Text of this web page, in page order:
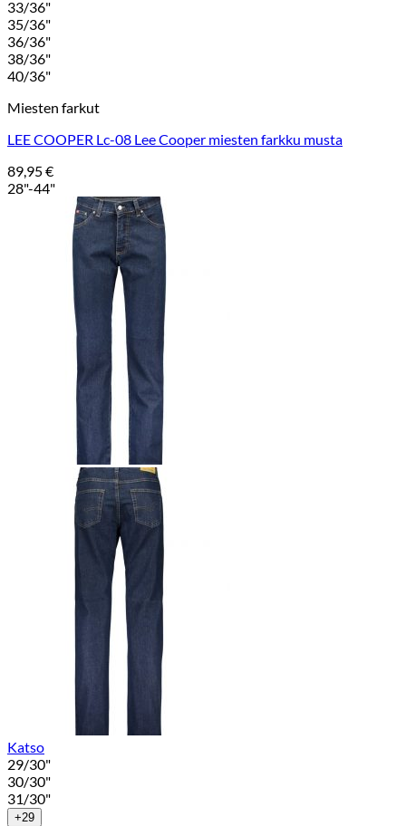
33/36"
35/36"
36/36"
38/36"
40/36"
Miesten farkut
LEE COOPER Lc-08 Lee Cooper miesten farkku musta
89,95€
28"-44"
Katso
29/30"
30/30"
31/30"
+29